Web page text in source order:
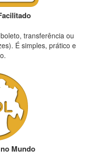
transferência ou
É simples, prático e
Mundo